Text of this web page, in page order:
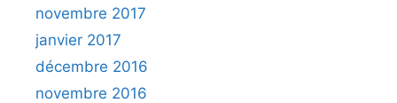
novembre 2017
janvier 2017
décembre 2016
novembre 2016